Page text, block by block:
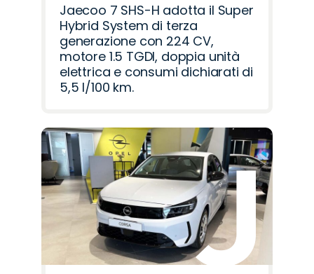
Jaecoo 7 SHS-H adotta il Super
Hybrid System di terza
generazione con 224 CV,
motore 1.5 TGDI, doppia unità
elettrica e consumi dichiarati di
5,5 l/100 km.